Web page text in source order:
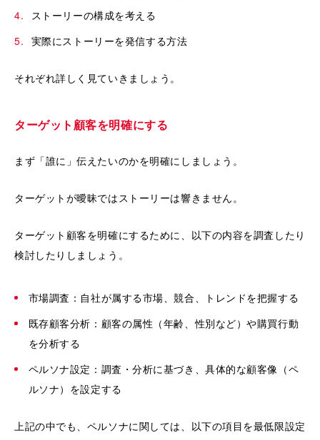
ストーリーの構成を考える
実際にストーリーを発信する方法
それぞれ詳しく見ていきましょう。
ターゲット顧客を明確にする
まず「誰に」伝えたいのかを明確にしましょう。
ターゲットが曖昧ではストーリーは響きません。
ターゲット顧客を明確にするために、以下の内容を調査したり
検討したりしましょう。
市場調査：自社が属する市場、競合、トレンドを把握する
既存顧客分析：顧客の属性（年齢、性別など）や購買行動
を分析する
ペルソナ設定：調査・分析に基づき、具体的な顧客像（ペ
ルソナ）を設定する
上記の中でも、ペルソナに関しては、以下の項目を最低限設定